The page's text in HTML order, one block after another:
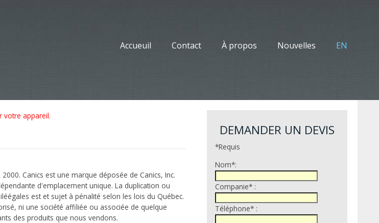
Accueuil Contact À propos Nouvelles EN
votre appareil.
Canics est une marque déposée de Canics, Inc.
d'emplacement unique. La duplication ou
est et sujet à pénalité selon les lois du Québec.
ni une société affiliée ou associée de quelque
des produits que nous vendons.
DEMANDER UN DEVIS
*Requis
Nom*:
Companie* :
Téléphone* :